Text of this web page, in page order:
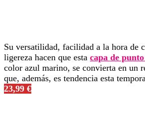
Su versatilidad, facilidad a la hora de
ligereza hacen que esta capa de
color azul marino, se convierta en un
que, además, es tendencia esta
23,99 €